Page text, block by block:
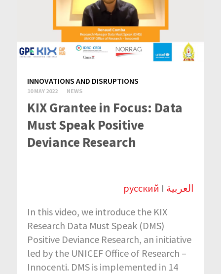
INNOVATIONS AND DISRUPTIONS
10 MAY 2022 NEWS
KIX Grantee in Focus: Data
Must Speak Positive
Deviance Research
русский I العربية
In this video, we introduce the KIX
Research Data Must Speak (DMS)
Positive Deviance Research, an initiative
led by the UNICEF Office of Research –
Innocenti. DMS is implemented in 14